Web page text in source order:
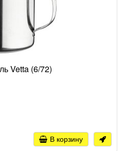
Vetta (6/72)
В корзину